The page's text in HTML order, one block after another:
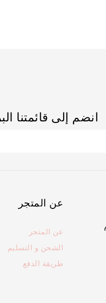
انضم إلى قائمتنا
عن المتجر
عن المتجر
الشحن و التسليم
طريقة الدفع